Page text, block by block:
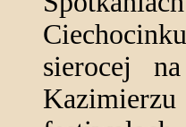
sierocej